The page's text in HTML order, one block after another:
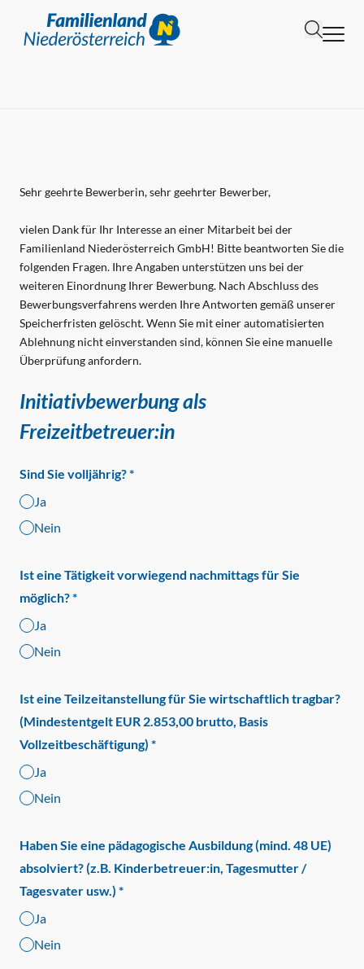
Zum Inhalt [1]
Zur Navigation [2]
Zur Suche [3]
Familienland Niederösterreich
Bewerbungsdialog Initiativbewerbung
Startseite Karriere
Sehr geehrte Bewerberin, sehr geehrter Bewerber,
vielen Dank für Ihr Interesse an einer Mitarbeit bei der
Familienland Niederösterreich GmbH! Bitte beantworten Sie die
folgenden Fragen. Ihre Angaben unterstützen uns bei der
weiteren Einordnung Ihrer Bewerbung. Nach Abschluss des
Bewerbungsverfahrens werden Ihre Antworten gemäß unserer
Speicherfristen gelöscht. Wenn Sie mit einer automatisierten
Ablehnung nicht einverstanden sind, können Sie eine manuelle
Überprüfung anfordern.
Initiativbewerbung als
Freizeitbetreuer:in
Sind Sie volljährig?*
Ja
Nein
Ist eine Tätigkeit vorwiegend nachmittags für Sie
möglich?*
Ja
Nein
Ist eine Teilzeitanstellung für Sie wirtschaftlich tragbar?
(Mindestentgelt EUR 2.853,00 brutto, Basis
Vollzeitbeschäftigung) *
Ja
Nein
Haben Sie eine pädagogische Ausbildung (mind. 48 UE)
absolviert? (z.B. Kinderbetreuer:in, Tagesmutter /
Tagesvater usw.) *
Ja
Nein